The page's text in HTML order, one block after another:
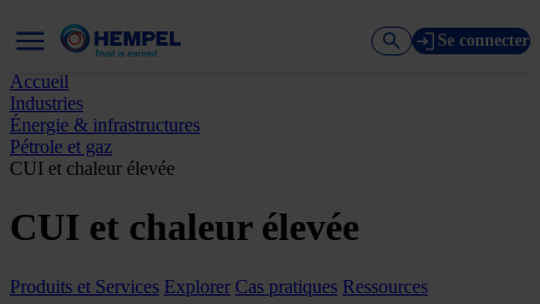
Se connecter
Accueil
Industries
Énergie & infrastructures
Pétrole et gaz
CUI et chaleur élevée
CUI et chaleur élevée
Produits et Services Explorer Cas pratiques Ressources